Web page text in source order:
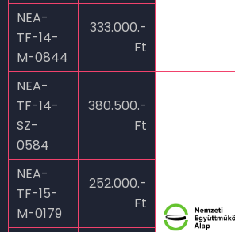
NEA-
TF-14-
M-0844
333.000.-
Ft
NEA-
TF-14-
SZ-
0584
380.500.-
Ft
NEA-
TF-15-
M-0179
252.000.-
Ft